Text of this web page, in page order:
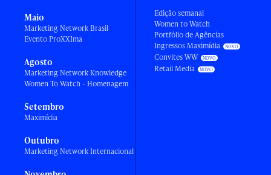
Maio
Marketing Network Brasil
Evento ProXXIma
Agosto
Marketing Network Knowledge
Women To Watch - Homenagem
Setembro
Maximídia
Outubro
Marketing Network Internacional
Edição semanal
Women to Watch
Portfólio de Agências
Ingressos Maximídia
Convites WW
Retail Media